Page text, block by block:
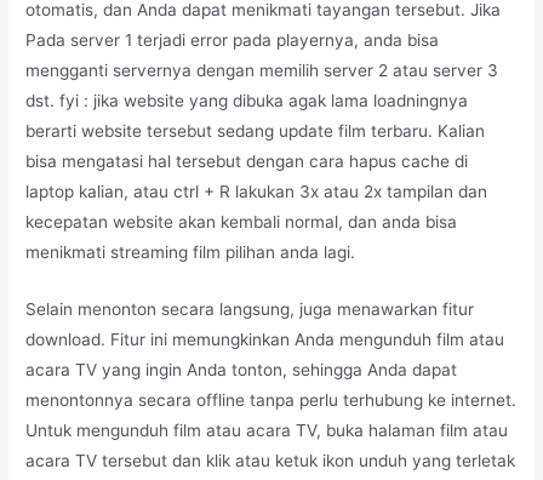
otomatis, dan Anda dapat menikmati tayangan tersebut. Jika
Pada server 1 terjadi error pada playernya, anda bisa
mengganti servernya dengan memilih server 2 atau server 3
dst. fyi : jika website yang dibuka agak lama loadningnya
berarti website tersebut sedang update film terbaru. Kalian
bisa mengatasi hal tersebut dengan cara hapus cache di
laptop kalian, atau ctrl + R lakukan 3x atau 2x tampilan dan
kecepatan website akan kembali normal, dan anda bisa
menikmati streaming film pilihan anda lagi.
Selain menonton secara langsung, juga menawarkan fitur
download. Fitur ini memungkinkan Anda mengunduh film atau
acara TV yang ingin Anda tonton, sehingga Anda dapat
menontonnya secara offline tanpa perlu terhubung ke internet.
Untuk mengunduh film atau acara TV, buka halaman film atau
acara TV tersebut dan klik atau ketuk ikon unduh yang terletak